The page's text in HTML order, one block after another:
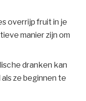
overrijp fruit in je
manier zijn om
dranken kan
ze beginnen te